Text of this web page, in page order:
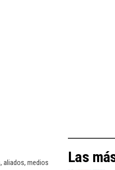
aliados, medios
Las